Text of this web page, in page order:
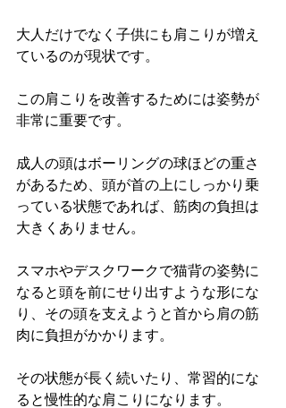
大人だけでなく子供にも肩こりが増え
ているのが現状です。
この肩こりを改善するためには姿勢が
非常に重要です。
成人の頭はボーリングの球ほどの重さ
があるため、頭が首の上にしっかり乗
っている状態であれば、筋肉の負担は
大きくありません。
スマホやデスクワークで猫背の姿勢に
なると頭を前にせり出すような形にな
り、その頭を支えようと首から肩の筋
肉に負担がかかります。
その状態が長く続いたり、常習的にな
ると慢性的な肩こりになります。